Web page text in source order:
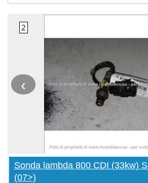
‹
Sonda lambda 800 CDI (33kw)
(07>)